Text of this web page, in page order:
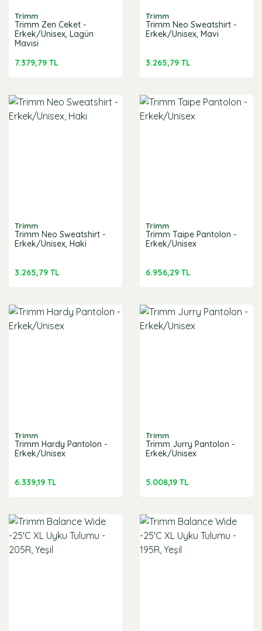
Trimm
Trimm Zen Ceket -
Erkek/Unisex, Lagün
Mavisi
7.379,79 TL
Trimm
Trimm Neo Sweatshirt -
Erkek/Unisex, Mavi
3.265,79 TL
Trimm
Trimm Neo Sweatshirt -
Erkek/Unisex, Haki
3.265,79 TL
Trimm
Trimm Taipe Pantolon -
Erkek/Unisex
6.956,29 TL
Trimm
Trimm Hardy Pantolon -
Erkek/Unisex
6.339,19 TL
Trimm
Trimm Jurry Pantolon -
Erkek/Unisex
5.008,19 TL